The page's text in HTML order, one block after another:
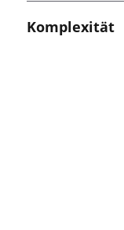
Komplexität